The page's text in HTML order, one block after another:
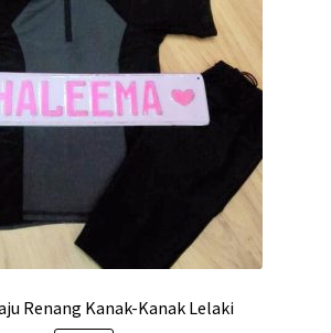
Renang Kanak-Kanak Lelaki